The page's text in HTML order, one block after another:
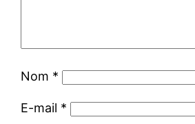
Nom *
E-mail *